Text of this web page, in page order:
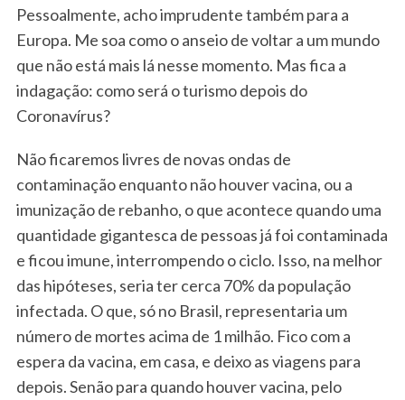
Pessoalmente, acho imprudente também para a
Europa. Me soa como o anseio de voltar a um mundo
que não está mais lá nesse momento. Mas fica a
indagação: como será o turismo depois do
Coronavírus?
Não ficaremos livres de novas ondas de
contaminação enquanto não houver vacina, ou a
imunização de rebanho, o que acontece quando uma
quantidade gigantesca de pessoas já foi contaminada
e ficou imune, interrompendo o ciclo. Isso, na melhor
das hipóteses, seria ter cerca 70% da população
infectada. O que, só no Brasil, representaria um
número de mortes acima de 1 milhão. Fico com a
espera da vacina, em casa, e deixo as viagens para
depois. Senão para quando houver vacina, pelo